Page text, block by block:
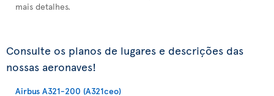
mais detalhes.
Consulte os planos de lugares e descrições das
nossas aeronaves!
Airbus A321-200 (A321ceo)